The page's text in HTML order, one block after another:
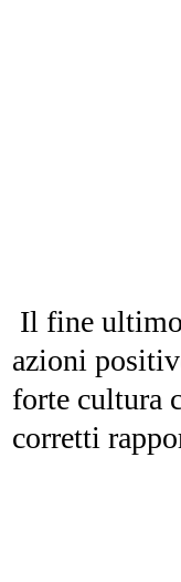
Il fine
azioni
forte cultura
corretti